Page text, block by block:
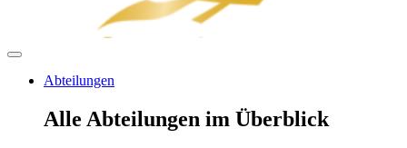
Abteilungen
Alle Abteilungen im Überblick